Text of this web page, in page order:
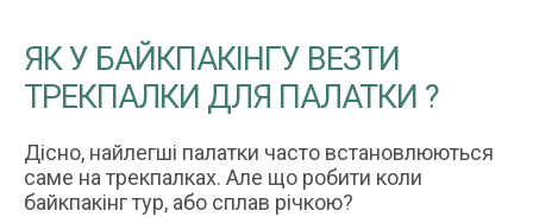
ЯК У БАЙКПАКІНГУ ВЕЗТИ
ТРЕКПАЛКИ ДЛЯ ПАЛАТКИ ?
Дісно, найлегші палатки часто встановлюються
саме на трекпалках. Але що робити коли
байкпакінг тур, або сплав річкою?